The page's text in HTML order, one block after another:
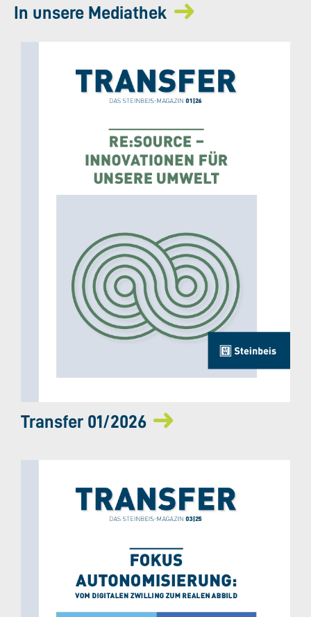
In unsere Mediathek
Transfer 01/2026